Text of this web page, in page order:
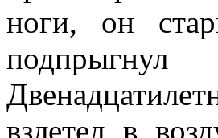
ноги, он
взлетел в